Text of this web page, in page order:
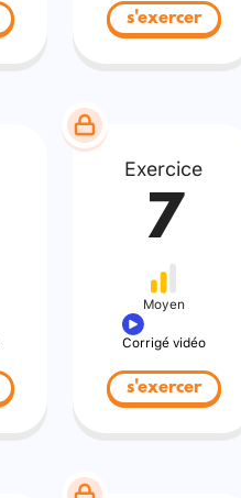
s'exercer
Exercice
7
Moyen
Corrigé vidéo
s'exercer